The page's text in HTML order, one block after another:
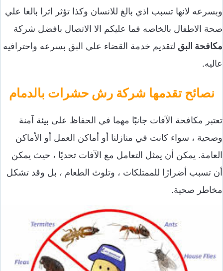
وبسرعه لانها تسبب اذي بالغ للانسان وكذا تؤثر اثرا بالغا علي
صحة الاطفال بالخاصه فما عليكم الا الاتصال بافضل شركة
مكافحة البق لتقديم خدمة القضاء علي البق بسرعه واحترافيه
عاليه.
نصائح تقدمها شركة رش حشرات بالدمام
تعتبر مكافحة الآفات جانبًا مهما في الحفاظ على بيئة آمنة
وصحية ، سواء كانت في منازلنا أو أماكن العمل أو الأماكن
العامة. يمكن أن يمثل التعامل مع الآفات تحديًا ، حيث يمكن
أن تسبب أضرارًا للممتلكات ، وتلوث الطعام ، بل وقد تشكل
مخاطر صحية.